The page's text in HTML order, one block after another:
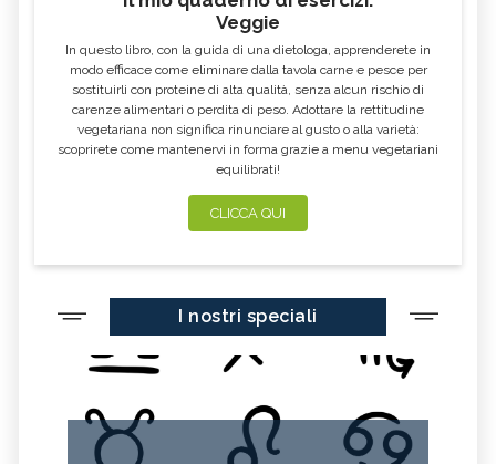
Veggie
In questo libro, con la guida di una dietologa, apprenderete in
modo efficace come eliminare dalla tavola carne e pesce per
sostituirli con proteine di alta qualità, senza alcun rischio di
carenze alimentari o perdita di peso. Adottare la rettitudine
vegetariana non significa rinunciare al gusto o alla varietà:
scoprirete come mantenervi in forma grazie a menu vegetariani
equilibrati!
CLICCA QUI
I nostri speciali